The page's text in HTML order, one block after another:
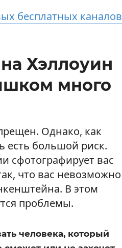
бесплатных каналов
Хэллоуин
много
Однако, как
есть большой риск.
сфотографирует вас
что вас невозможно
В этом
проблемы.
человека, который